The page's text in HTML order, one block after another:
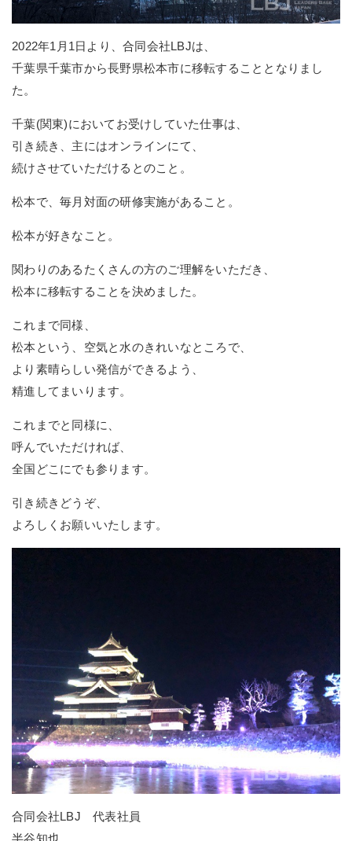
2022年1月1日より、合同会社LBJは、
千葉県千葉市から長野県松本市に移転することとなりまし
た。
千葉(関東)においてお受けしていた仕事は、
引き続き、主にはオンラインにて、
続けさせていただけるとのこと。
松本で、毎月対面の研修実施があること。
松本が好きなこと。
関わりのあるたくさんの方のご理解をいただき、
松本に移転することを決めました。
これまで同様、
松本という、空気と水のきれいなところで、
より素晴らしい発信ができるよう、
精進してまいります。
これまでと同様に、
呼んでいただければ、
全国どこにでも参ります。
引き続きどうぞ、
よろしくお願いいたします。
合同会社LBJ 代表社員
半谷知也